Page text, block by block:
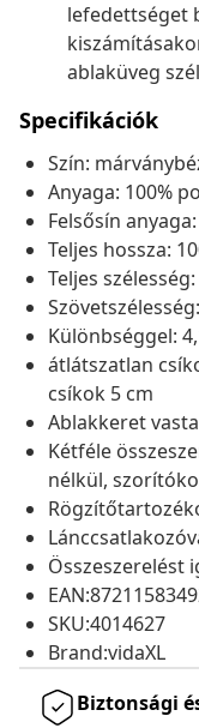
lefedettséget
ablaküveg
Specifikációk
Szín:
Anyaga: 100%
Felsősín
Teljes hossza:
Teljes
Különbséggel:
átlátszatlan
csíkok 5 cm
Ablakkeret
Kétféle
nélkül,
Összeszerelést
SKU:4014627
Brand:vidaXL
Biztonsági